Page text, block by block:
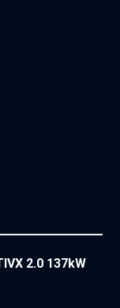
2.0 137kW